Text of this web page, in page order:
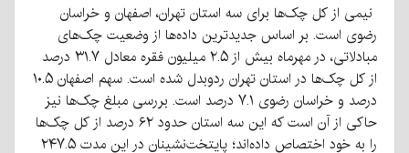
نیمی از کل چک‌ها برای سه استان تهران، اصفهان و خراسان
رضوی است. بر اساس جدیدترین داده‌ها از وضعیت چک‌های
مبادلاتی، در مهرماه بیش از ۲.۵ میلیون فقره معادل ۳۱.۷ درصد
از کل چک‌ها در استان تهران ردوبدل شده است. سهم اصفهان ۱۰.۵
درصد و خراسان رضوی ۷.۱ درصد است. بررسی مبلغ چک‌ها نیز
حاکی از آن است که این سه استان حدود ۶۲ درصد از کل چک‌ها
را به خود اختصاص داده‌اند؛ پایتخت‌نشینان در این مدت ۲۴۷.۵